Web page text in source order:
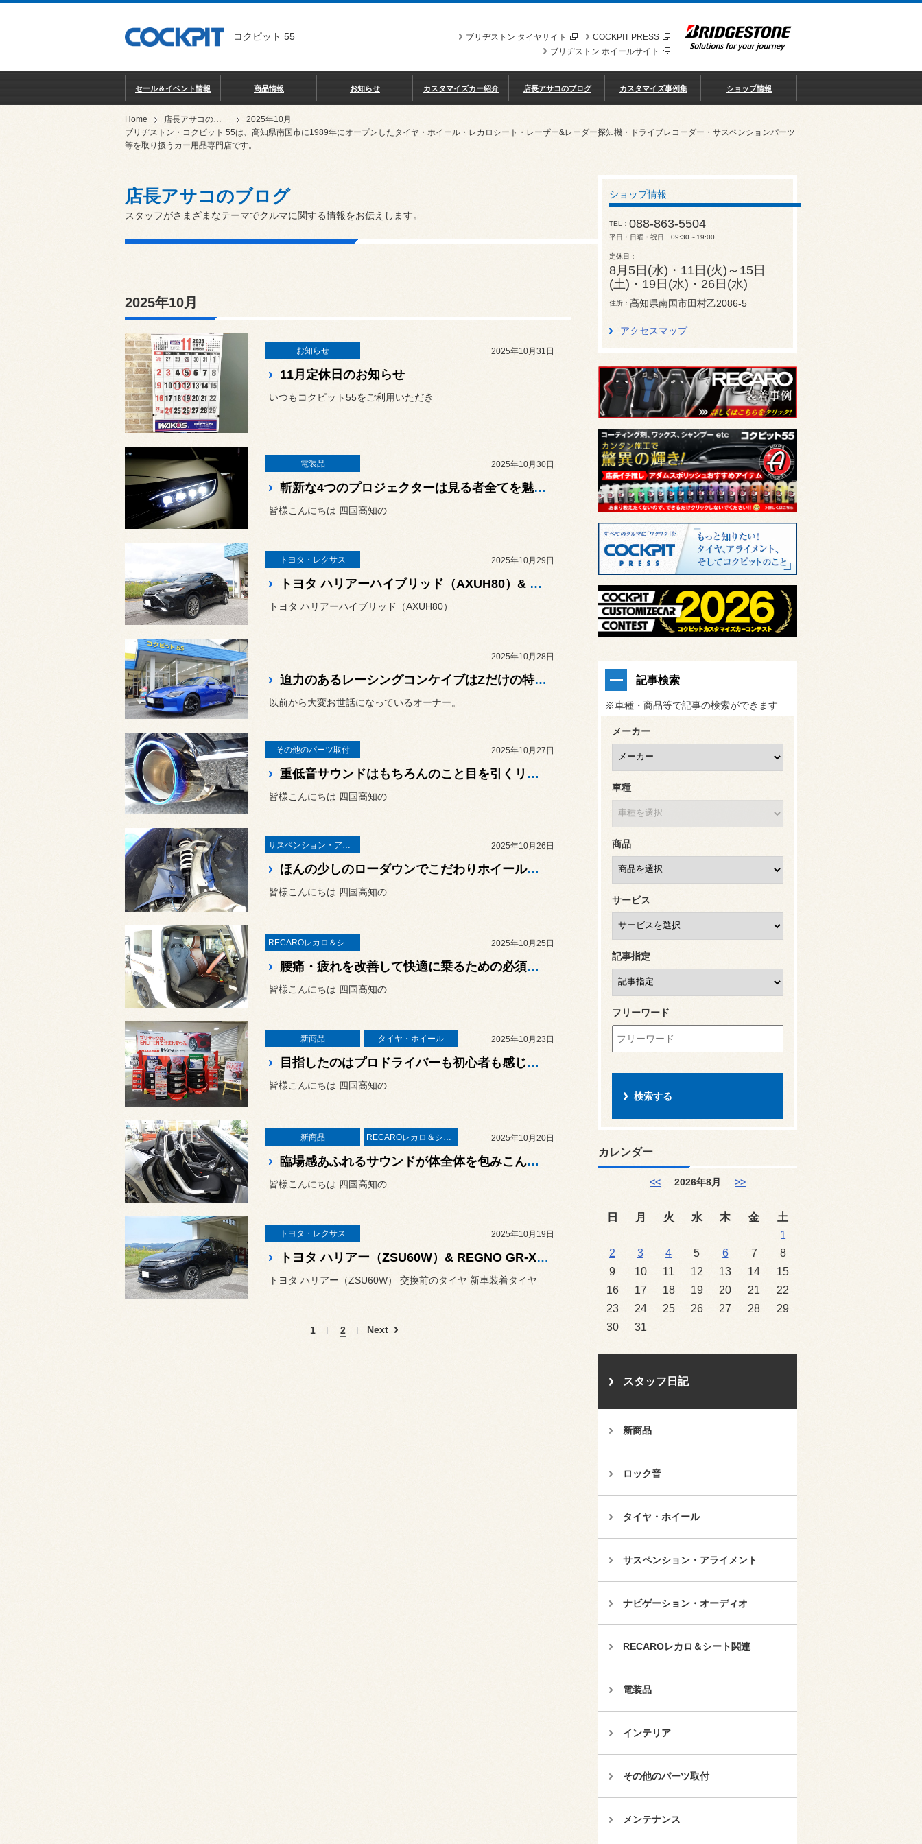
コクピット 55 COCKPIT PRESS
ブリヂストン タイヤサイト
ブリヂストン ホイールサイト
セール＆イベント情報 商品情報 お知らせ カスタマイズカー紹介 店長アサコのブログ カスタマイズ事例集 ショップ情報
Home 店長アサコのブログ
2025年10月
ブリヂストン・コクピット 55は、高知県南国市に1989年にオープンしたタイヤ・ホイール・レカロシート・レーザー&レーダー探知機・ドライブレコーダー・サスペンションパーツ
等を取り扱うカー用品専門店です。
店長アサコのブログ
スタッフがさまざまなテーマでクルマに関する情報をお伝えします。
2025年10月
お知らせ 2025年10月31日
11月定休日のお知らせ
いつもコクピット55をご利用いただき
電装品 2025年10月30日
斬新な4つのプロジェクターは見る者全てを魅了する！ホンダ シビックタイプR（FK8）に「アルファレックス LED プロジェクター ヘッドライト」を取り付けました！
皆様こんにちは 四国高知の
トヨタ・レクサス 2025年10月29日
トヨタ ハリアーハイブリッド（AXUH80）& ALENZA LX100（アレンザ エルエックス ヒャク）
トヨタ ハリアーハイブリッド（AXUH80）
2025年10月28日
迫力のあるレーシングコンケイブはZだけの特権です！日産 フェアレディZ（RZ34）&「TE37 SAGA S-plus」＋「POTENZA S007A」
以前から大変お世話になっているオーナー。
その他のパーツ取付 2025年10月27日
重低音サウンドはもちろんのこと目を引くリアビューもステキです！日産 フェアレディZ（RZ34）に「柿本 Class KRマフラー」の取り付け！
皆様こんにちは 四国高知の
2025年10月26日
ほんの少しのローダウンでこだわりホイールの魅力がさらに倍増！日産 フェアレディZ（RZ34）に「HKS HIPERMAX S車高調」を取り付けました！
皆様こんにちは 四国高知の
RECAROレカロ＆シート関連 2025年10月25日
腰痛・疲れを改善して快適に乗るための必須パーツ！スズキ ジムニー（JB64W）に「RECARO SR-C UT100H」を取り付けました！
皆様こんにちは 四国高知の
新商品 タイヤ・ホイール 2025年10月23日
目指したのはプロドライバーも初心者も感じられるブリザック史上“断トツ”の安心感！ブリヂストンの新しいスタッドレスタイヤ「BLIZZAK WZ-1」を体感してきました！
皆様こんにちは 四国高知の
新商品 2025年10月20日
臨場感あふれるサウンドが体全体を包みこんでくれる新世代のコンフォートシート！マツダ ロードスター（ND5RE）に「RECARO RCS サウンドエディション」の取り付け！
皆様こんにちは 四国高知の
トヨタ・レクサス 2025年10月19日
トヨタ ハリアー（ZSU60W）& REGNO GR-XⅢ TYPE RV（レグノ ジーアール クロススリー タイプ アールブイ）
トヨタ ハリアー（ZSU60W） 交換前のタイヤ 新車装着タイヤ
1 2 Next
ショップ情報
TEL 088-863-5504
平日・日曜・祝日 09:30～19:00
定休日
8月5日(水)・11日(火)～15日
(土)・19日(水)・26日(水)
住所 高知県南国市田村乙2086-5
アクセスマップ
記事検索
※車種・商品等で記事の検索ができます
メーカー
車種
商品
サービス
記事指定
フリーワード
カレンダー
<< 2026年8月 >>
日 月 火 水 木 金
土
1
2
3 4 5 6 7
8
9
10 11 12 13 14
15
16
17 18 19 20 21
22
23
24 25 26 27 28
29
30
31
スタッフ日記
新商品
ロック音
タイヤ・ホイール
サスペンション・アライメント
ナビゲーション・オーディオ
RECAROレカロ＆シート関連
電装品
インテリア
その他のパーツ取付
メンテナンス